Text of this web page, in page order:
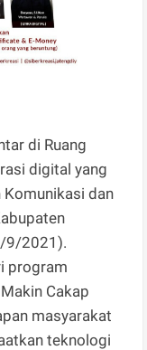
di Ruang
digital yang
dan
9/2021).
program
Cakap
masyarakat
teknologi